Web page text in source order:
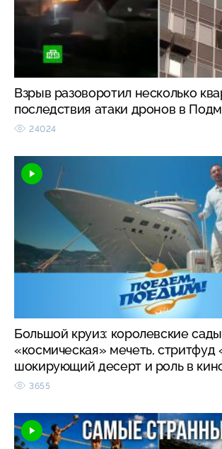
Взрыв разоворотил несколько
последствия атаки дронов в
24024
Большой круиз: королевские
«космическая» мечеть, стритфуд
шокирующий десерт и роль в
3655